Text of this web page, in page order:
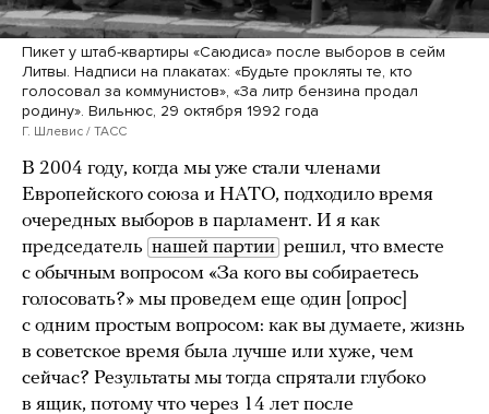
Пикет у штаб-квартиры «Саюдиса» после выборов в сейм
Литвы. Надписи на плакатах: «Будьте прокляты те, кто
голосовал за коммунистов», «За литр бензина продал
родину». Вильнюс, 29 октября 1992 года
Г. Шлевис / ТАСС
В 2004 году, когда мы уже стали членами
Европейского союза и НАТО, подходило время
очередных выборов в парламент. И я как
председатель нашей партии решил, что вместе
с обычным вопросом «За кого вы собираетесь
голосовать?» мы проведем еще один [опрос]
с одним простым вопросом: как вы думаете, жизнь
в советское время была лучше или хуже, чем
сейчас? Результаты мы тогда спрятали глубоко
в ящик, потому что через 14 лет после